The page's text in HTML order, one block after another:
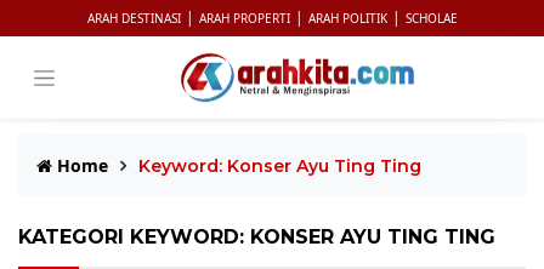
ARAH DESTINASI | ARAH PROPERTI | ARAH POLITIK | SCHOLAE
Home Keyword: Konser Ayu Ting Ting
KATEGORI KEYWORD: KONSER AYU TING TING